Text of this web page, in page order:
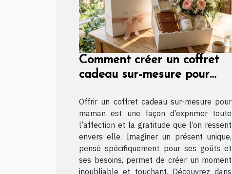
Comment créer un coffret
cadeau sur-mesure pour
Offrir un coffret cadeau sur-mesure pour
maman est une façon d’exprimer toute
l’affection et la gratitude que l’on ressent
envers elle. Imaginer un présent unique,
pensé spécifiquement pour ses goûts et
ses besoins, permet de créer un moment
inoubliable et touchant. Découvrez dans